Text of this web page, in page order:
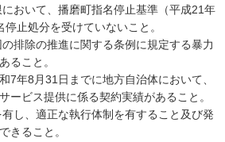
おいて、播磨町指名停止基準（平成21年
止処分を受けていないこと。
排除の推進に関する条例に規定する暴力
ること。
年8月31日までに地方自治体において、
ービス提供に係る契約実績があること。
し、適正な執行体制を有すること及び発
きること。